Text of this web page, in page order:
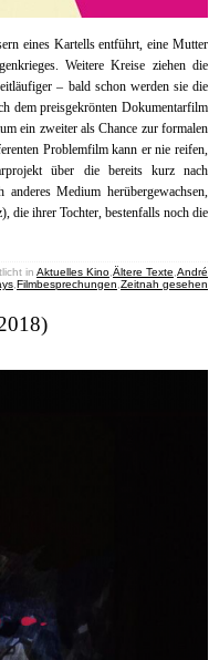
eines Kartells entführt, eine Mutter
Weitere Kreise ziehen die
– bald schon werden sie die
dem preisgekrönten Dokumentarfilm
ein zweiter als Chance zur formalen
Problemfilm kann er nie reifen,
über die bereits kurz nach
Medium herübergewachsen,
die ihrer Tochter, bestenfalls noch die
in Aktuelles Kino Ältere Texte André
Filmbesprechungen Zeitnah gesehen